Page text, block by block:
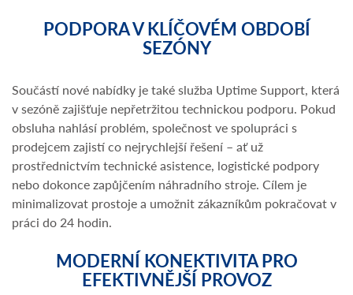
PODPORA V KLÍČOVÉM OBDOBÍ
SEZÓNY
Součástí nové nabídky je také služba Uptime Support, která
v sezóně zajišťuje nepřetržitou technickou podporu. Pokud
obsluha nahlásí problém, společnost ve spolupráci s
prodejcem zajistí co nejrychlejší řešení – ať už
prostřednictvím technické asistence, logistické podpory
nebo dokonce zapůjčením náhradního stroje. Cílem je
minimalizovat prostoje a umožnit zákazníkům pokračovat v
práci do 24 hodin.
MODERNÍ KONEKTIVITA PRO
EFEKTIVNĚJŠÍ PROVOZ